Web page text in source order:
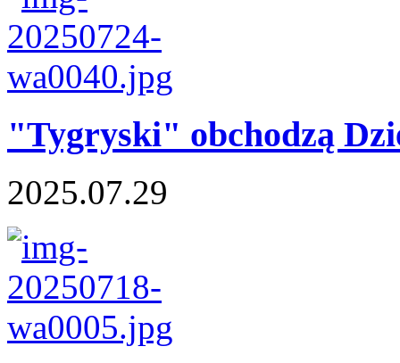
"Tygryski" obchodzą
2025.07.29